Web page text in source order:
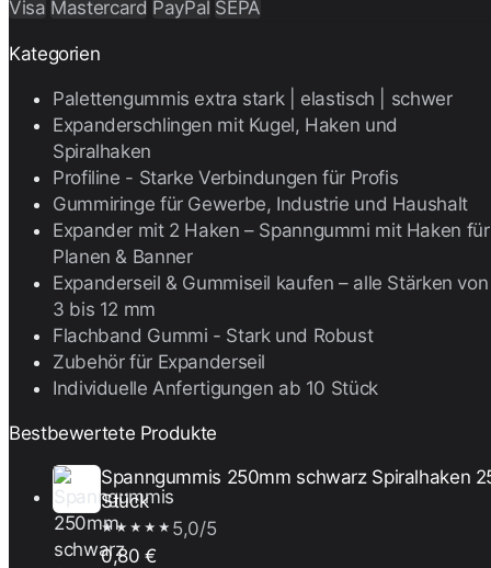
Visa Mastercard PayPal SEPA
Kategorien
Palettengummis extra stark | elastisch | schwer
Expanderschlingen mit Kugel, Haken und
Spiralhaken
Profiline - Starke Verbindungen für Profis
Gummiringe für Gewerbe, Industrie und Haushalt
Expander mit 2 Haken – Spanngummi mit Haken für
Planen & Banner
Expanderseil & Gummiseil kaufen – alle Stärken von
3 bis 12 mm
Flachband Gummi - Stark und Robust
Zubehör für Expanderseil
Individuelle Anfertigungen ab 10 Stück
Bestbewertete Produkte
Spanngummis 250mm schwarz Spiralhaken
Stück
★★★★★ 5,0/5
0,80 €